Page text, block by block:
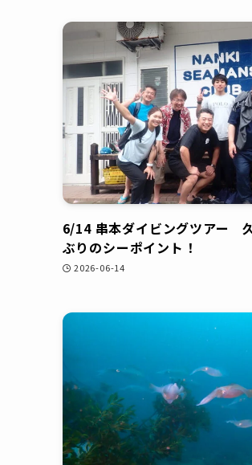
6/14 串本ダイビングツアー
ぶりのシーポイント！
2026-06-14